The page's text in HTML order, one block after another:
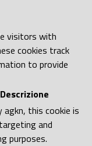
visitors with
cookies track
to provide
Descrizione
agkn, this cookie is
and
purposes.